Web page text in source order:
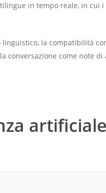
in tempo reale, in cui
la compatibilità
conversazione come note